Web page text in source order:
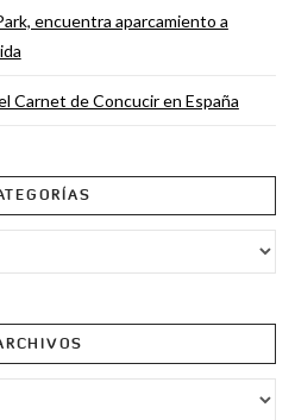
encuentra aparcamiento a
Carnet de Concucir en España